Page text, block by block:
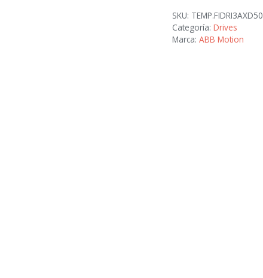
SKU:
Categoría:Drives
Marca:ABB Motion